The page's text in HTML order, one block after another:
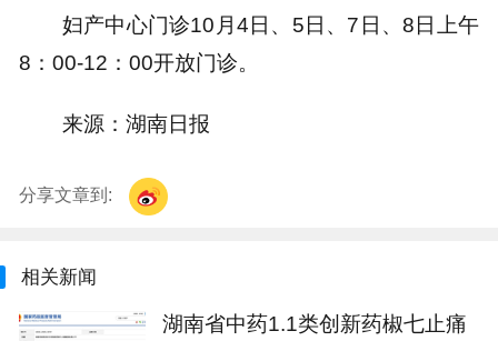
妇产中心门诊10月4日、5日、7日、8日上午
8：00-12：00开放门诊。
来源：湖南日报
分享文章到:
相关新闻
湖南省中药1.1类创新药椒七止痛